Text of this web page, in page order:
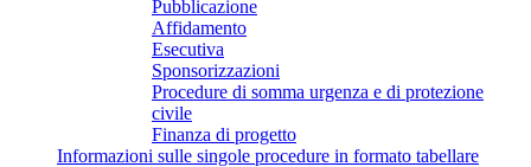
Pubblicazione
Affidamento
Esecutiva
Sponsorizzazioni
Procedure di somma urgenza e di protezione
civile
Finanza di progetto
Informazioni sulle singole procedure in formato tabellare